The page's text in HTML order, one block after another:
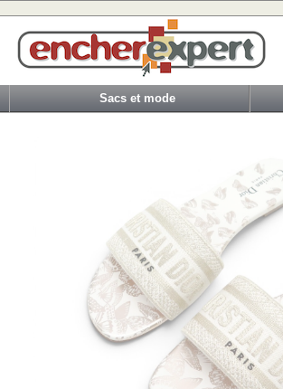
Sacs et mode